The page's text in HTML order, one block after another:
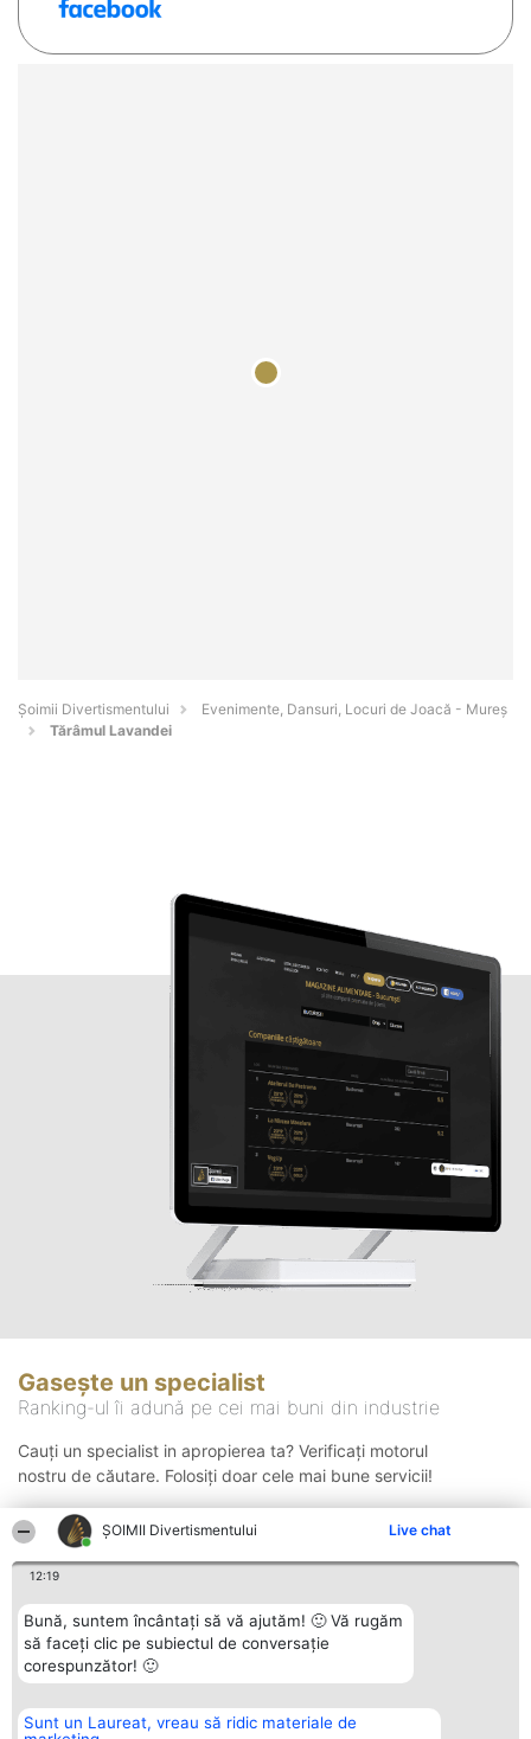
ŞOIMII Divertismentului Live chat
12:19
Bună, suntem încântați să vă ajutăm! 🙂 Vă rugăm
să faceți clic pe subiectul de conversație
corespunzător! 🙂
Sunt un Laureat, vreau să ridic materiale de
Şoimii Divertismentului
Evenimente, Dansuri, Locuri de Joacă - Mureş
Tărâmul Lavandei
Gasește un specialist
Ranking-ul îi adună pe cei mai buni din industrie
Cauți un specialist in apropierea ta? Verificați motorul
nostru de căutare. Folosiți doar cele mai bune servicii!
Organizator Ranking Plebiscyt Contact